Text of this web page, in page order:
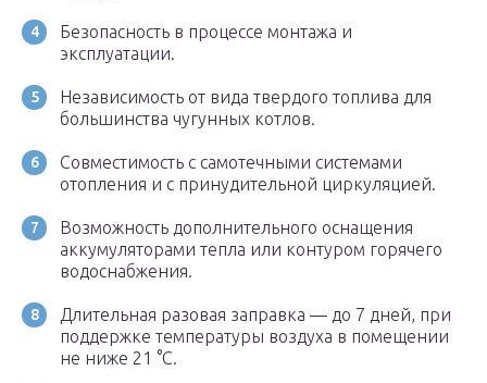
Безопасность в процессе монтажа и
эксплуатации.
Независимость от вида твердого топлива для
большинства чугунных котлов.
Совместимость с самотечными системами
отопления и с принудительной циркуляцией.
Возможность дополнительного оснащения
аккумуляторами тепла или контуром горячего
водоснабжения.
Длительная разовая заправка — до 7 дней, при
поддержке температуры воздуха в помещении
не ниже 21 °C.